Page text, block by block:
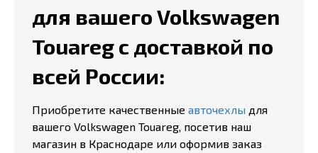
для вашего Volkswagen
Touareg с доставкой по
всей России:
Приобретите качественные авточехлы для
вашего Volkswagen Touareg, посетив наш
магазин в Краснодаре или оформив заказ